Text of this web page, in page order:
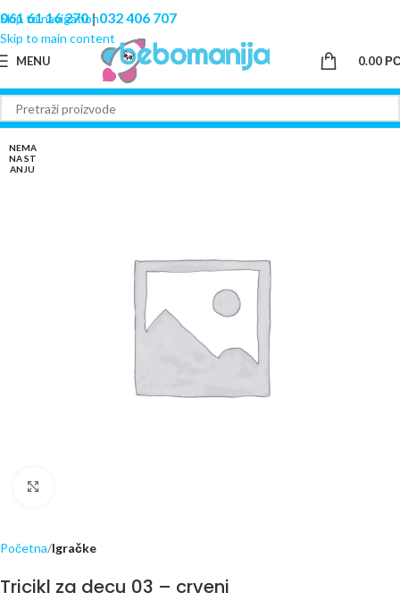
Skip to navigation
Skip to main content
061 61 16 270|032 406 707
MENU 0.00
NEMA
NA ST
ANJU
Početna Igračke
Tricikl za decu 03 – crveni